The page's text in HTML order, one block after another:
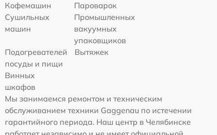
Кофемашин
Пароварок
Сушильных
машин
Промышленных
вакуумных
упаковщиков
Подогревателей
посуды и пищи
Вытяжек
Винных
шкафов
Мы занимаемся ремонтом и техническим
обслуживанием техники Gaggenau по истечении
гарантийного периода. Наш центр в Челябинске